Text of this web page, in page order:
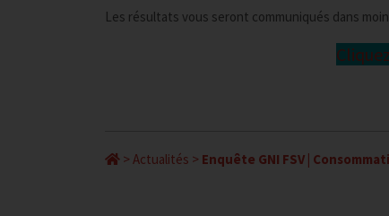
Les résultats vous seront communiqués dans
> Actualités > Enquête GNI FSV |